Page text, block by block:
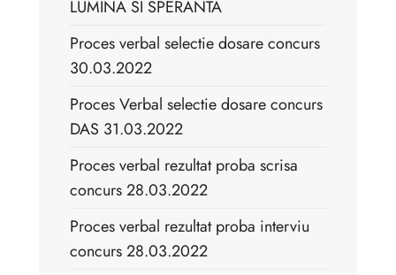
LUMINA SI SPERANTA
Proces verbal selectie dosare concurs
30.03.2022
Proces Verbal selectie dosare concurs
DAS 31.03.2022
Proces verbal rezultat proba scrisa
concurs 28.03.2022
Proces verbal rezultat proba interviu
concurs 28.03.2022